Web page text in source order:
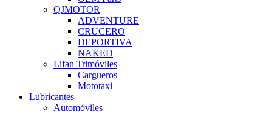
QJMOTOR
ADVENTURE
CRUCERO
DEPORTIVA
NAKED
Lifan Trimóviles
Cargueros
Mototaxi
Lubricantes
Automóviles